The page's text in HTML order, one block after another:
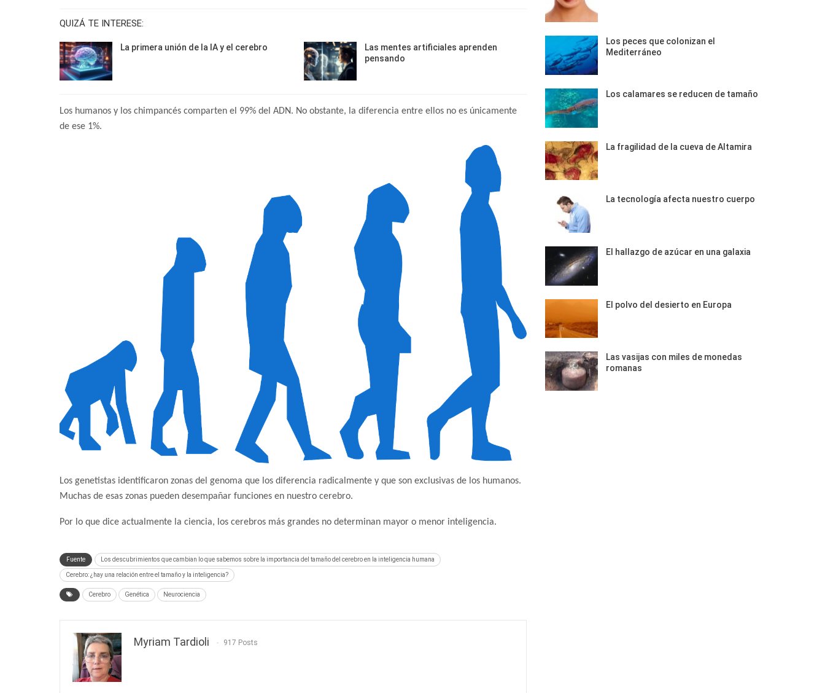
QUIZÁ TE INTERESE:
La primera unión de la IA y el cerebro
Las mentes artificiales aprenden
pensando
Los humanos y los chimpancés comparten el 99% del ADN. No obstante, la diferencia entre ellos no es únicamente
de ese 1%.
Los genetistas identificaron zonas del genoma que los diferencia radicalmente y que son exclusivas de los humanos.
Muchas de esas zonas pueden desempañar funciones en nuestro cerebro.
Por lo que dice actualmente la ciencia, los cerebros más grandes no determinan mayor o menor inteligencia.
Fuente Los descubrimientos que cambian lo que sabemos sobre la importancia del tamaño del cerebro en la inteligencia humana
Cerebro: ¿hay una relación entre el tamaño y la inteligencia?
Cerebro Genética Neurociencia
Myriam Tardioli 917 Posts
Los peces que colonizan el
Mediterráneo
Los calamares se reducen de tamaño
La fragilidad de la cueva de Altamira
La tecnología afecta nuestro cuerpo
El hallazgo de azúcar en una galaxia
El polvo del desierto en Europa
Las vasijas con miles de monedas
romanas